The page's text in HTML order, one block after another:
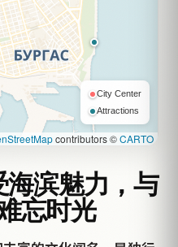
滨魅力，与
忘时光
City Center
Attractions
contributors ©CARTO